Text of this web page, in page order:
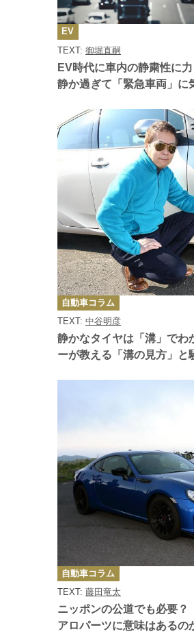
EV時代に車内の静粛性に
静か過ぎて「緊急車両」に
TEXT: 御堀直嗣
カ
テ
ゴ
リ
ー
EV
静かなタイヤは「溝」で
ーが教える「溝の見方」と
TEXT: 中谷明彦
カ
テ
ゴ
リ
ー
自動車コラム
ニッポンの公道でも必要
アロパーツに意味はあるの
TEXT: 藤田竜太
カ
テ
ゴ
リ
自動車コラム